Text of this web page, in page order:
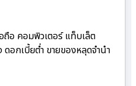
ถือ คอมพิวเตอร์ แท็บเล็ต
อกเบี้ยต่ำ ขายของหลุดจำนำ